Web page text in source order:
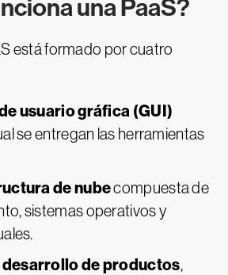
una PaaS?
está formado por cuatro
usuario gráfica (GUI)
se entregan las herramientas
de nubecompuesta de
sistemas operativos y
de productos,